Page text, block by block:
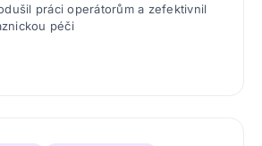
práci operátorům a zefektivnil
péči